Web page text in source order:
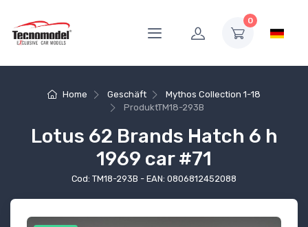
0
Home Geschäft
Mythos Collection 1-18
ProduktTM18-293B
Lotus 62 Brands Hatch 6 h
1969 car #71
Cod: TM18-293B - EAN: 0806812452088